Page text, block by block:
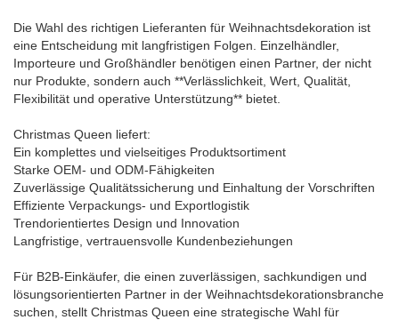
Die Wahl des richtigen Lieferanten für Weihnachtsdekoration ist
eine Entscheidung mit langfristigen Folgen. Einzelhändler,
Importeure und Großhändler benötigen einen Partner, der nicht
nur Produkte, sondern auch **Verlässlichkeit, Wert, Qualität,
Flexibilität und operative Unterstützung** bietet.
Christmas Queen liefert:
Ein komplettes und vielseitiges Produktsortiment
Starke OEM- und ODM-Fähigkeiten
Zuverlässige Qualitätssicherung und Einhaltung der Vorschriften
Effiziente Verpackungs- und Exportlogistik
Trendorientiertes Design und Innovation
Langfristige, vertrauensvolle Kundenbeziehungen
Für B2B-Einkäufer, die einen zuverlässigen, sachkundigen und
lösungsorientierten Partner in der Weihnachtsdekorationsbranche
suchen, stellt Christmas Queen eine strategische Wahl für